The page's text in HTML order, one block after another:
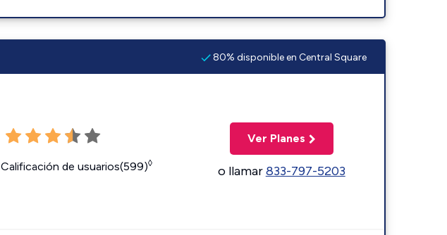
80% disponible en Central Square
Calificación de usuarios(599)◊
Ver Planes
o llamar833-797-5203